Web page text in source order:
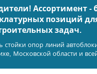
Ассортимент -
позиций
задач.
стойки опор линий
Московской области и